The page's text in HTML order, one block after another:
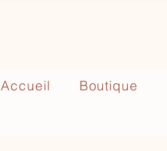
Accueil Boutique